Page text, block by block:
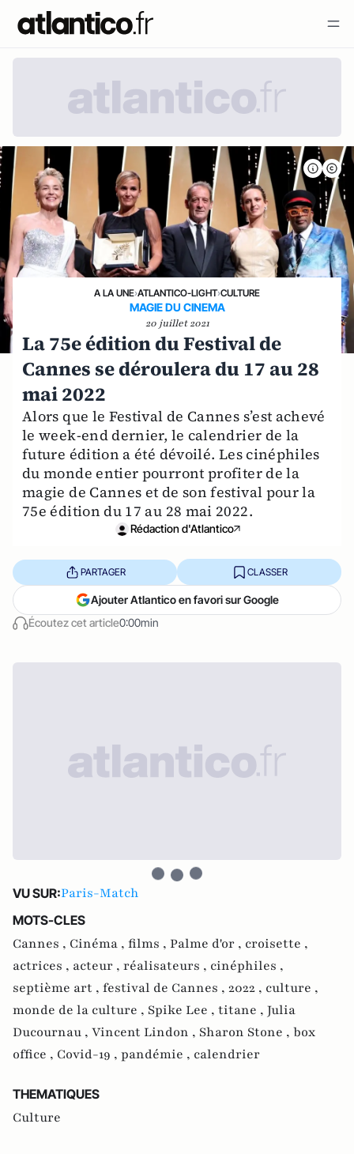
A LA UNE›ATLANTICO-LIGHT›CULTURE
MAGIE DU CINEMA
20 juillet 2021
La 75e édition du Festival de
Cannes se déroulera du 17 au 28
mai 2022
Alors que le Festival de Cannes s’est achevé
le week-end dernier, le calendrier de la
future édition a été dévoilé. Les cinéphiles
du monde entier pourront profiter de la
magie de Cannes et de son festival pour la
75e édition du 17 au 28 mai 2022.
Rédaction d'Atlantico
Écoutez cet article0:00min
PARTAGER CLASSER
Ajouter Atlantico en favori sur Google
VU SUR:Paris-Match
MOTS-CLES
Cannes , Cinéma , films , Palme d'or , croisette ,
actrices , acteur , réalisateurs , cinéphiles ,
septième art , festival de Cannes , 2022 , culture ,
monde de la culture , Spike Lee , titane , Julia
Ducournau , Vincent Lindon , Sharon Stone , box
office , Covid-19 , pandémie , calendrier
THEMATIQUES
Culture